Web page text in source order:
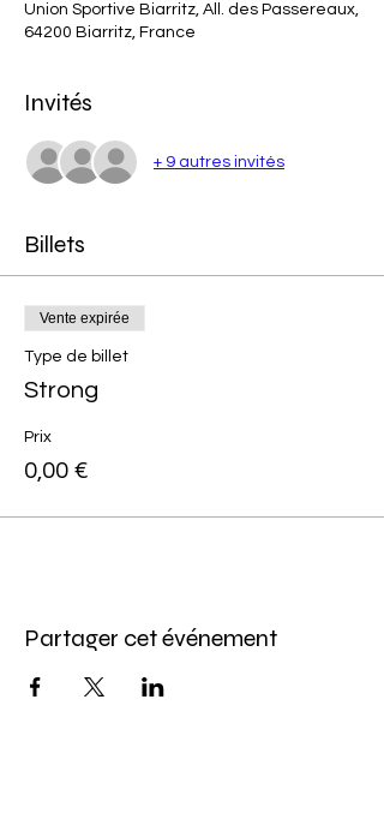
Union Sportive Biarritz, All. des Passereaux,
64200 Biarritz, France
Invités
+ 9 autres invités
Billets
Vente expirée
Type de billet
Strong
Prix
0,00 €
Partager cet événement